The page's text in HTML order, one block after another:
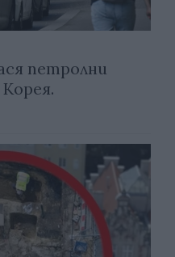
петролни